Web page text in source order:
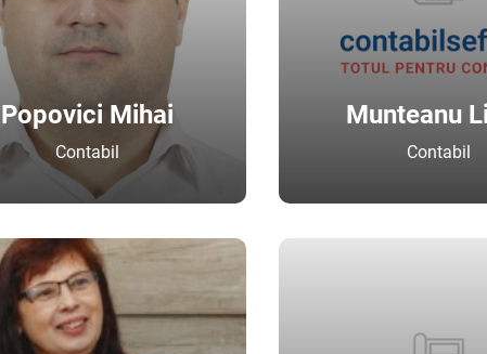
Popovici Mihai
Contabil
Munteanu
Contabil